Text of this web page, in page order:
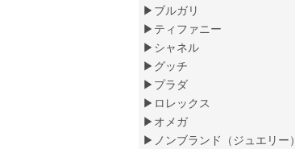
▶ブルガリ
▶ティファニー
▶シャネル
▶グッチ
▶プラダ
▶ロレックス
▶オメガ
▶ノンブランド（ジュエリー）